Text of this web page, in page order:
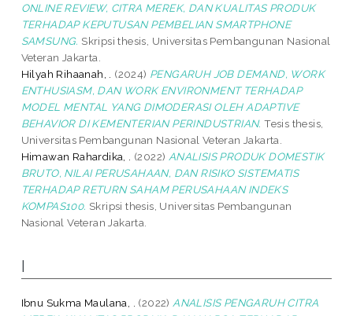
ONLINE REVIEW, CITRA MEREK, DAN KUALITAS PRODUK
TERHADAP KEPUTUSAN PEMBELIAN SMARTPHONE
SAMSUNG. Skripsi thesis, Universitas Pembangunan Nasional
Veteran Jakarta.
Hilyah Rihaanah, .
(2024) PENGARUH JOB DEMAND, WORK
ENTHUSIASM, DAN WORK ENVIRONMENT TERHADAP
MODEL MENTAL YANG DIMODERASI OLEH ADAPTIVE
BEHAVIOR DI KEMENTERIAN PERINDUSTRIAN. Tesis thesis,
Universitas Pembangunan Nasional Veteran Jakarta.
Himawan Rahardika, .
(2022) ANALISIS PRODUK DOMESTIK
BRUTO, NILAI PERUSAHAAN, DAN RISIKO SISTEMATIS
TERHADAP RETURN SAHAM PERUSAHAAN INDEKS
KOMPAS100. Skripsi thesis, Universitas Pembangunan
Nasional Veteran Jakarta.
I
Ibnu Sukma Maulana, . (2022) ANALISIS PENGARUH CITRA